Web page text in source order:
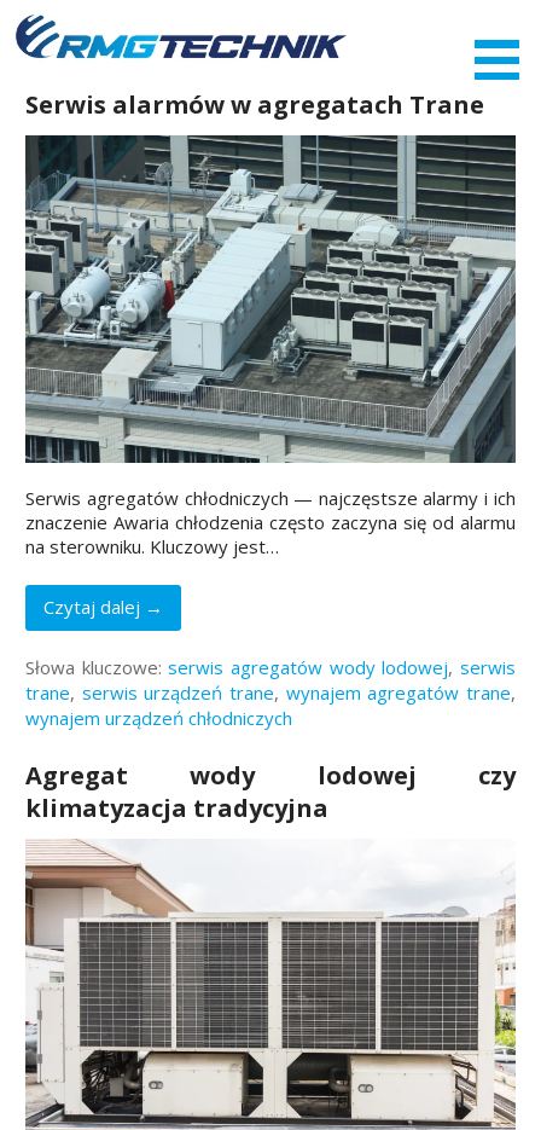
Przejdź
do
zawartości
Serwis alarmów w agregatach Trane
Serwis agregatów chłodniczych — najczęstsze alarmy i ich
znaczenie Awaria chłodzenia często zaczyna się od alarmu
na sterowniku. Kluczowy jest…
Czytaj dalej →
Słowa kluczowe:serwis agregatów wody lodowej, serwis
trane, serwis urządzeń trane, wynajem agregatów trane,
wynajem urządzeń chłodniczych
Agregat wody lodowej czy
klimatyzacja tradycyjna